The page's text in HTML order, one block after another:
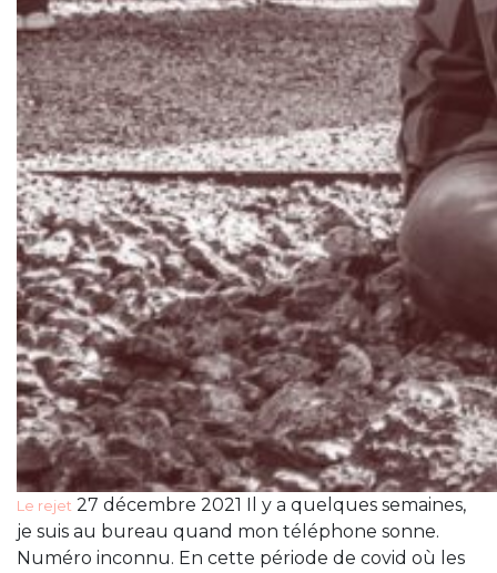
Le rejet 27 décembre 2021 Il y a quelques semaines,
je suis au bureau quand mon téléphone sonne.
Numéro inconnu. En cette période de covid où les